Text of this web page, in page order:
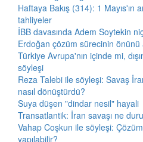
Haftaya Bakış (314): 1 Mayıs'ın
tahliyeler
İBB davasında Adem Soytekin
Erdoğan çözüm sürecinin önünü
Türkiye Avrupa'nın içinde mi,
söyleşi
Reza Talebi ile söyleşi: Savaş
nasıl dönüştürdü?
Suya düşen "dindar nesil" hayali
Transatlantik: İran savaşı ne
Vahap Coşkun ile söyleşi:
yapılabilir?